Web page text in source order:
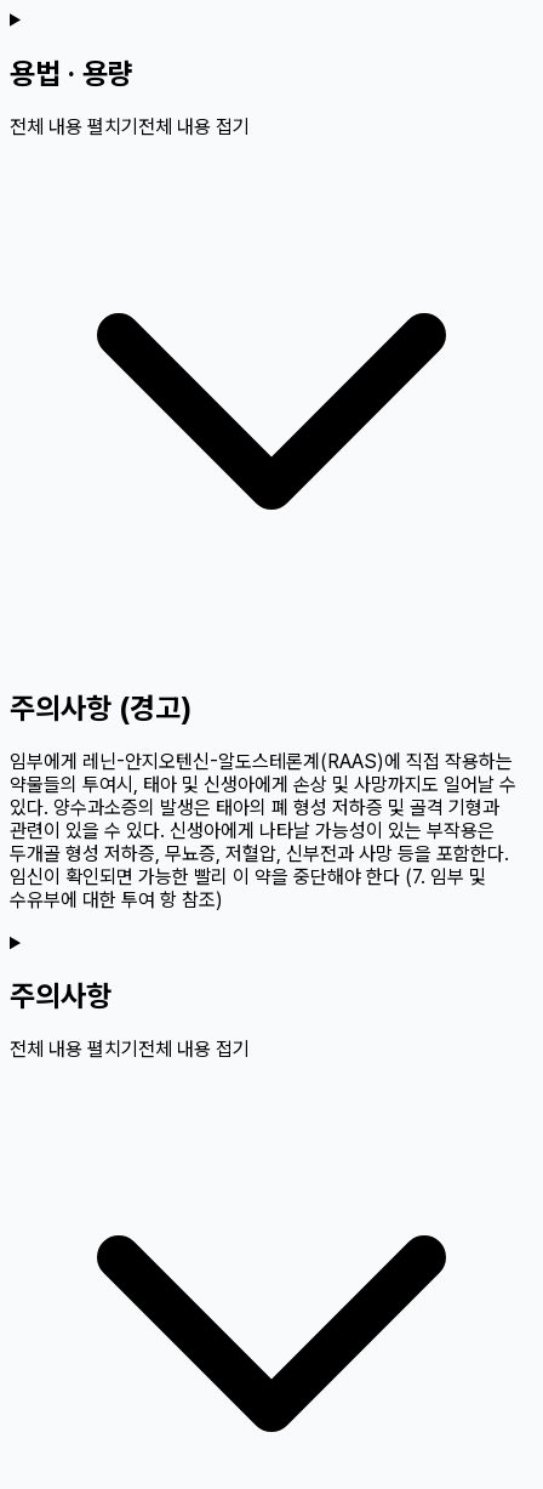
용법 · 용량
전체 내용 펼치기전체 내용 접기
주의사항 (경고)
임부에게 레닌-안지오텐신-알도스테론계(RAAS)에 직접 작용하는
약물들의 투여시, 태아 및 신생아에게 손상 및 사망까지도 일어날 수
있다. 양수과소증의 발생은 태아의 폐 형성 저하증 및 골격 기형과
관련이 있을 수 있다. 신생아에게 나타날 가능성이 있는 부작용은
두개골 형성 저하증, 무뇨증, 저혈압, 신부전과 사망 등을 포함한다.
임신이 확인되면 가능한 빨리 이 약을 중단해야 한다 (7. 임부 및
수유부에 대한 투여 항 참조)
주의사항
전체 내용 펼치기전체 내용 접기